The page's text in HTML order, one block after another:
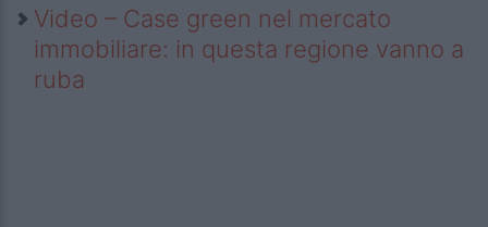
Video – Case green nel mercato
immobiliare: in questa regione vanno a
ruba